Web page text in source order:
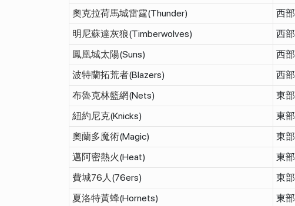
奧克拉荷馬城雷霆(Thunder) 西部
明尼蘇達灰狼(Timberwolves) 西部
鳳凰城太陽(Suns) 西部
波特蘭拓荒者(Blazers) 西部
布魯克林籃網(Nets) 東部
紐約尼克(Knicks) 東部
奧蘭多魔術(Magic) 東部
邁阿密熱火(Heat) 東部
費城76人(76ers) 東部
夏洛特黃蜂(Hornets) 東部